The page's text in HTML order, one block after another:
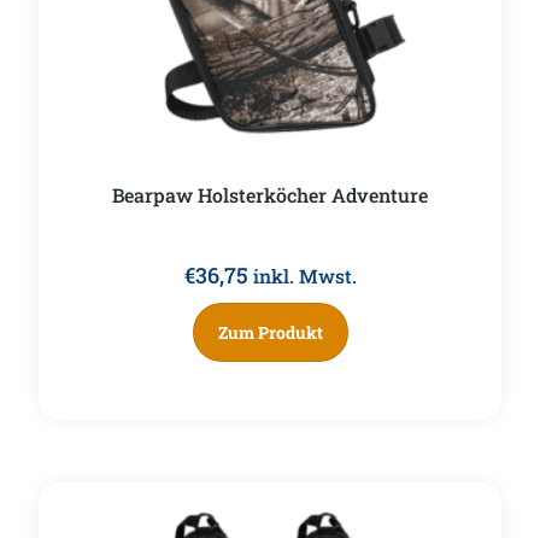
Bearpaw Holsterköcher Adventure
€36,75 inkl. Mwst.
Zum Produkt